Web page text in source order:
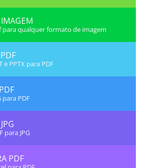
para qualquer formato de imagem
e PPTX para PDF
para PDF
para JPG
PDF